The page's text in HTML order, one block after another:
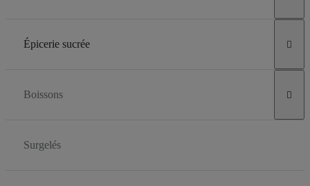
Épicerie sucrée 
Boissons 
Surgelés